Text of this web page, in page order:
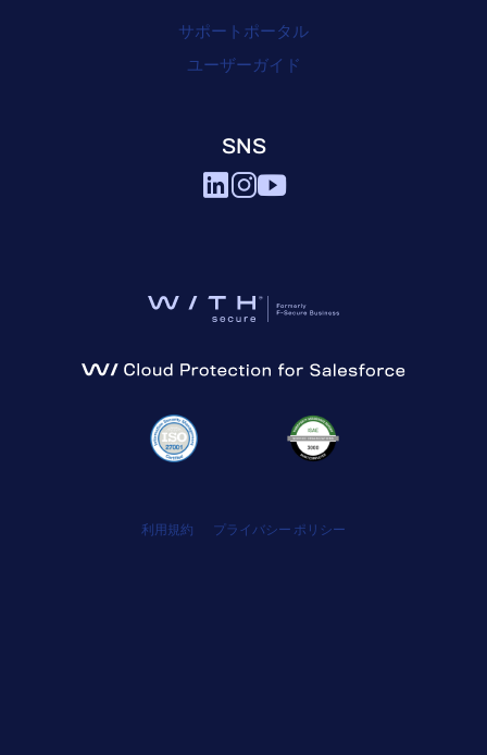
サポートポータル
ユーザーガイド
SNS
利用規約 プライバシー ポリシー